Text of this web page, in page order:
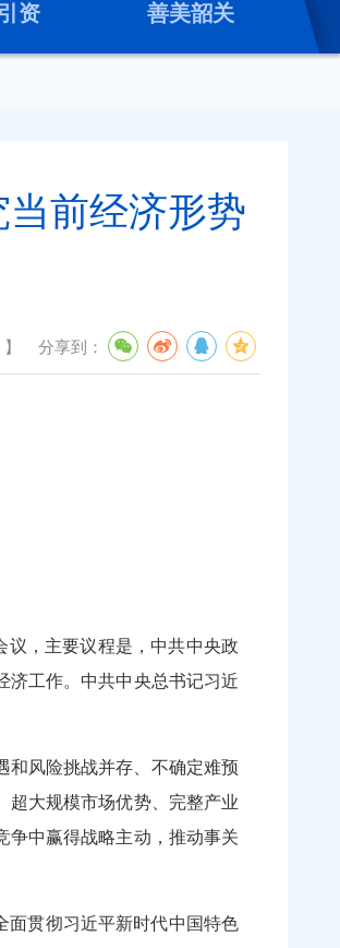
资 善美韶关
前经济形势
】 分享到：
，主要议程是，中共中央政
济工作。中共中央总书记习近
风险挑战并存、不确定难预
超大规模市场优势、完整产业
争中赢得战略主动，推动事关
贯彻习近平新时代中国特色